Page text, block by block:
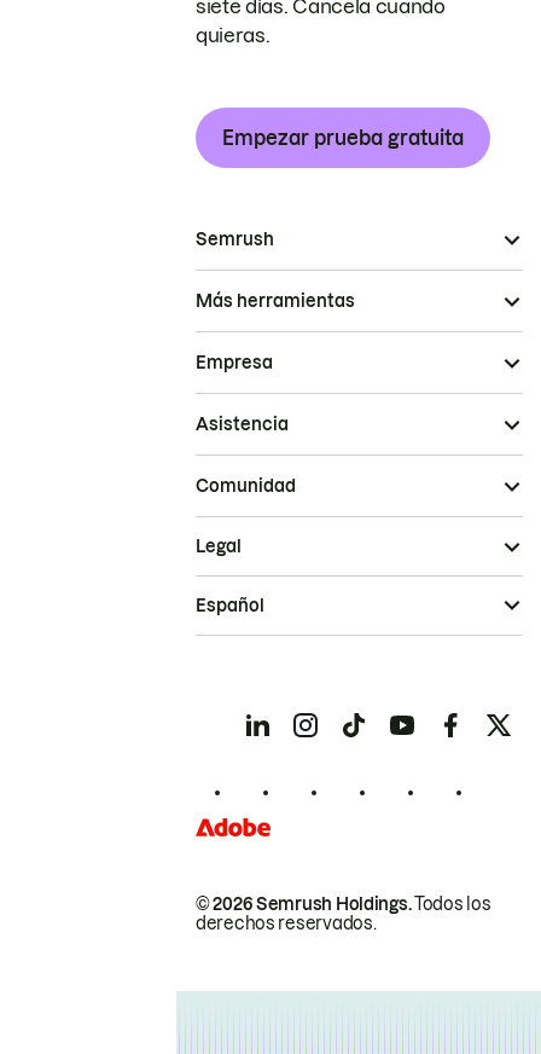
siete días. Cancela cuando
quieras.
Empezar prueba gratuita
Semrush
Más herramientas
Empresa
Asistencia
Comunidad
© 2026 Semrush Holdings.Todos los
derechos reservados.
Legal
Español